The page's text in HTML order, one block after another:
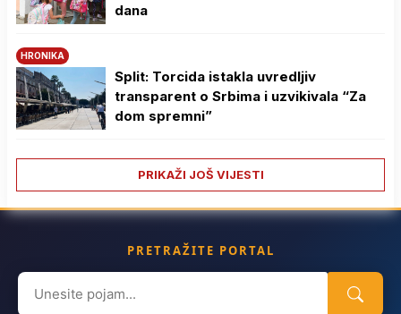
dana
HRONIKA
Split: Torcida istakla uvredljiv
transparent o Srbima i uzvikivala “Za
dom spremni”
PRIKAŽI JOŠ VIJESTI
PRETRAŽITE PORTAL
Search
for: